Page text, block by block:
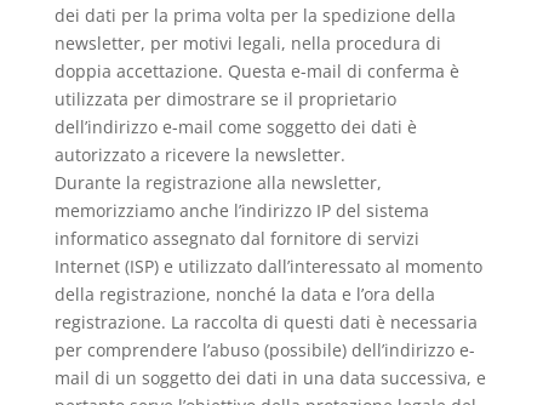
dei dati per la prima volta per la spedizione della
newsletter, per motivi legali, nella procedura di
doppia accettazione. Questa e-mail di conferma è
utilizzata per dimostrare se il proprietario
dell’indirizzo e-mail come soggetto dei dati è
autorizzato a ricevere la newsletter.
Durante la registrazione alla newsletter,
memorizziamo anche l’indirizzo IP del sistema
informatico assegnato dal fornitore di servizi
Internet (ISP) e utilizzato dall’interessato al momento
della registrazione, nonché la data e l’ora della
registrazione. La raccolta di questi dati è necessaria
per comprendere l’abuso (possibile) dell’indirizzo e-
mail di un soggetto dei dati in una data successiva, e